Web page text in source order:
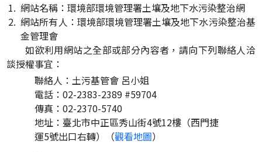
1. 網站名稱：環境部環境管理署土壤及地下水污染整治網
2. 網站所有人：環境部環境管理署土壤及地下水污染整治基
金管理會
如欲利用網站之全部或部分內容者，請向下列聯絡人洽
談授權事宜：
聯絡人：土污基管會 呂小姐
電話：02-2383-2389 #59704
傳真：02-2370-5740
地址：臺北市中正區秀山街4號12樓（西門捷
運5號出口右轉）（觀看地圖）